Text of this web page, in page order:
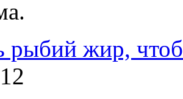
рыбий жир,